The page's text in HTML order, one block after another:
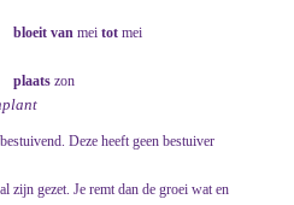
bloeit van mei tot mei
plaats zon
Deze heeft geen bestuiver
zijn gezet. Je remt dan de groei wat en